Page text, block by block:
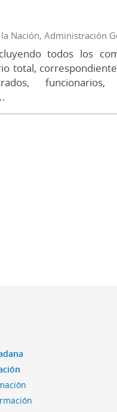
Nación, Administración
todos los
total,
funcionarios,